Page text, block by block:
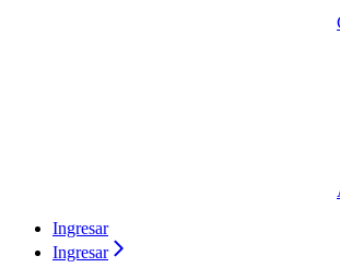
Ingresar
Ingresar